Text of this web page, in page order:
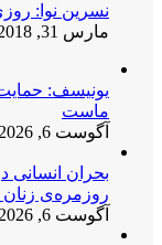
نسرین نوا:
مارس 31, 2018
یونیسف: حمایت
ماست
آگوست 6, 2026
بحران انسانی
روزمره‌ی
آگوست 6, 2026